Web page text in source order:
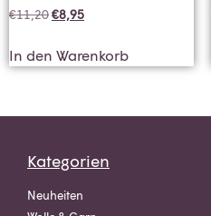
€11,20€8,95
In den Warenkorb
Kategorien
Neuheiten